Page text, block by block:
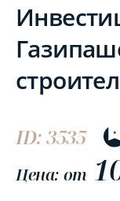
ID: 3535
Цена: от